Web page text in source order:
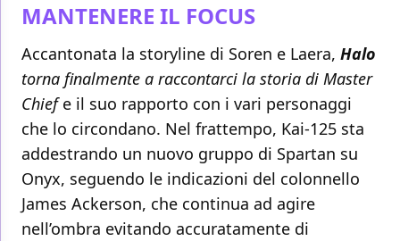
MANTENERE IL FOCUS
Accantonata la storyline di Soren e Laera, Halo
torna finalmente a raccontarci la storia di Master
Chiefe il suo rapporto con i vari personaggi
che lo circondano. Nel frattempo, Kai-125 sta
addestrando un nuovo gruppo di Spartan su
Onyx, seguendo le indicazioni del colonnello
James Ackerson, che continua ad agire
nell’ombra evitando accuratamente di